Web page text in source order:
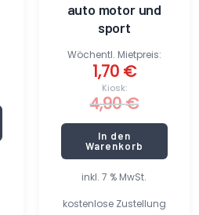
inkl. 7 % MwSt.
kostenlose Zustellung
auto motor und
sport
Kiosk:
4,90€
Wöchentl. Mietpreis:
1,70 €
In den
Warenkorb